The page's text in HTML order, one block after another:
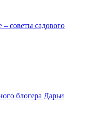
– советы садового
блогера Дарьи